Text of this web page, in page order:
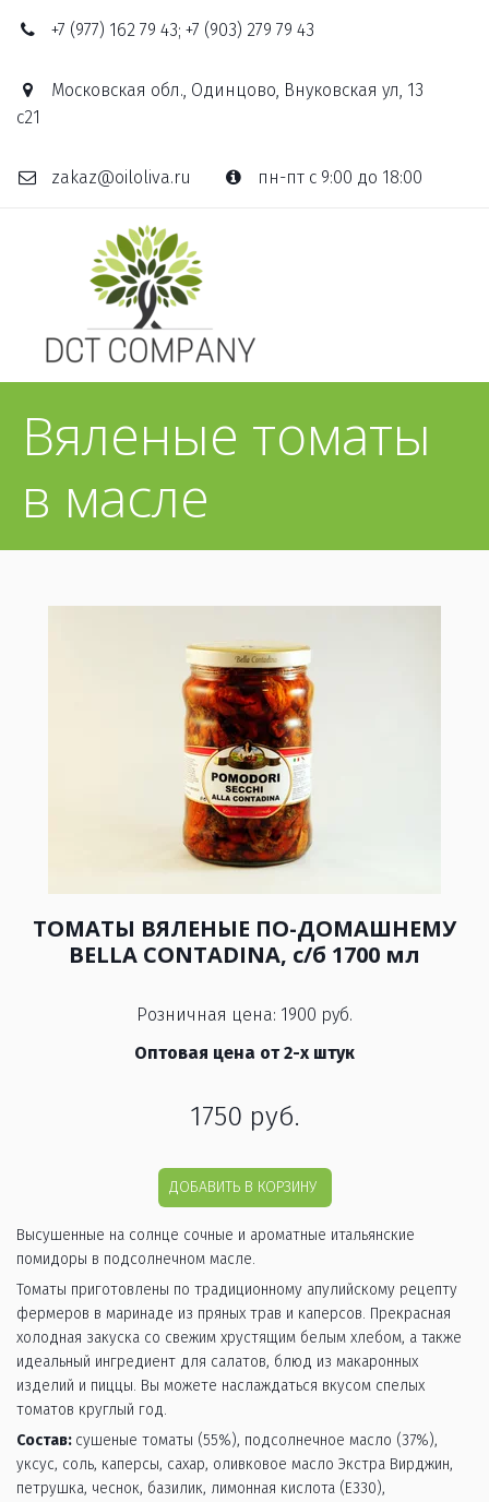
+7 (977) 162 79 43; +7 (903) 279 79 43
Московская обл., Одинцово, Внуковская ул, 13
с21
zakaz@oiloliva.ru пн-пт с 9:00 до 18:00
Вяленые томаты
в масле
ТОМАТЫ ВЯЛЕНЫЕ ПО-ДОМАШНЕМУ
BELLA CONTADINA, с/б 1700 мл
Розничная цена: 1900 руб.
Оптовая цена от 2-х штук
1750 руб.
ДОБАВИТЬ В КОРЗИНУ
Высушенные на солнце сочные и ароматные итальянские
помидоры в подсолнечном масле.
Томаты приготовлены по традиционному апулийскому рецепту
фермеров в маринаде из пряных трав и каперсов. Прекрасная
холодная закуска со свежим хрустящим белым хлебом, а также
идеальный ингредиент для салатов, блюд из макаронных
изделий и пиццы. Вы можете наслаждаться вкусом спелых
томатов круглый год.
Состав: сушеные томаты (55%), подсолнечное масло (37%),
уксус, соль, каперсы, сахар, оливковое масло Экстра Вирджин,
петрушка, чеснок, базилик, лимонная кислота (Е330),